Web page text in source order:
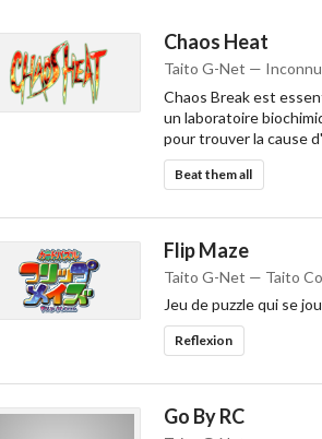
Chaos Heat
Taito G-Net — Inconnu
Chaos Break est
un laboratoire
pour trouver la cause
Beat them all
Flip Maze
Taito G-Net — Taito
Jeu de puzzle qui se
Reflexion
Go By RC